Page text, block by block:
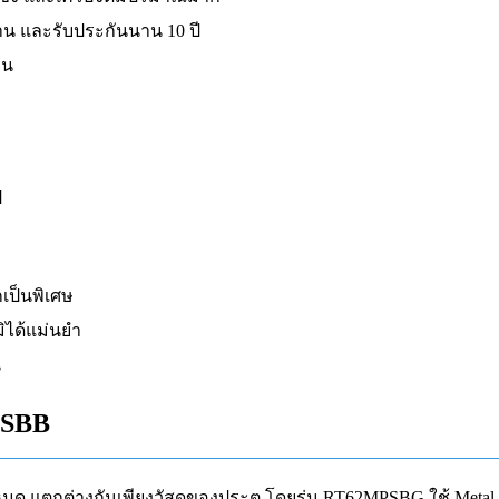
และรับประกันนาน 10 ปี
น
ป็นพิเศษ
ด้แม่นยำ